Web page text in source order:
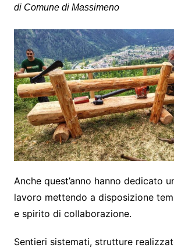
di Comune di Massimeno
Anche quest’anno hanno dedicato
lavoro mettendo a disposizione
e spirito di collaborazione.
Sentieri sistemati, strutture